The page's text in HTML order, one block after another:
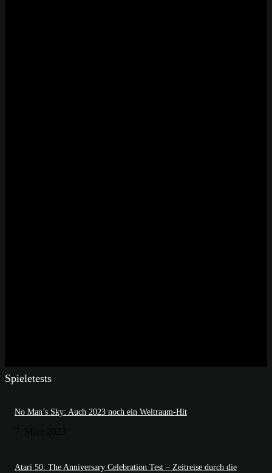
Spieletests
No Man’s Sky: Auch 2023 noch ein Weltraum-Hit
Atari 50: The Anniversary Celebration Test – Zeitreise durch die